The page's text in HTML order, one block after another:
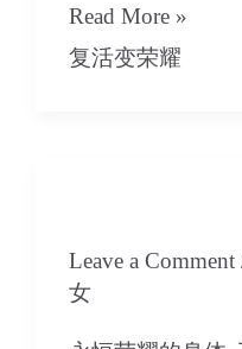
09
打
集
Read More »
复活变荣耀
Leave a Comment
女